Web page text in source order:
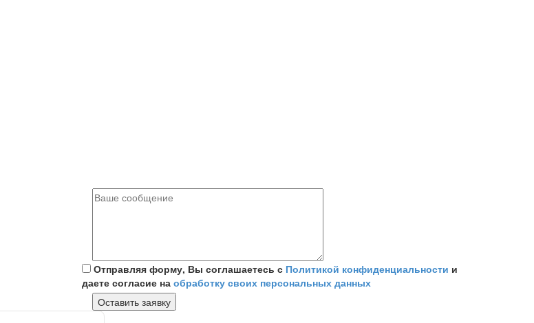
Отправляя форму, Вы соглашаетесь с Политикой конфиденциальности и
даете согласие на обработку своих персональных данных